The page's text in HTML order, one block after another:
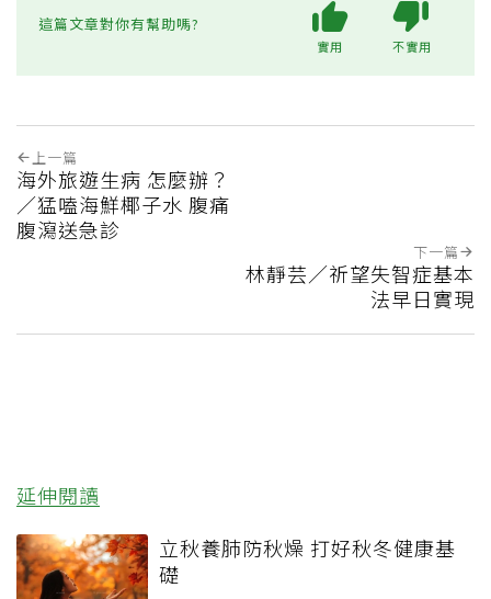
這篇文章對你有幫助嗎?
實用 不實用
上一篇
海外旅遊生病 怎麼辦？
／猛嗑海鮮椰子水 腹痛
腹瀉送急診
下一篇
林靜芸／祈望失智症基本
法早日實現
延伸閱讀
立秋養肺防秋燥 打好秋冬健康基
礎